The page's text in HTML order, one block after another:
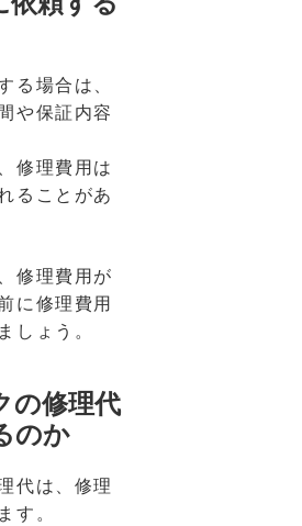
る場合は、
や保証内容
修理費用は
ることがあ
修理費用が
に修理費用
しょう。
の修理代
のか
代は、修理
す。